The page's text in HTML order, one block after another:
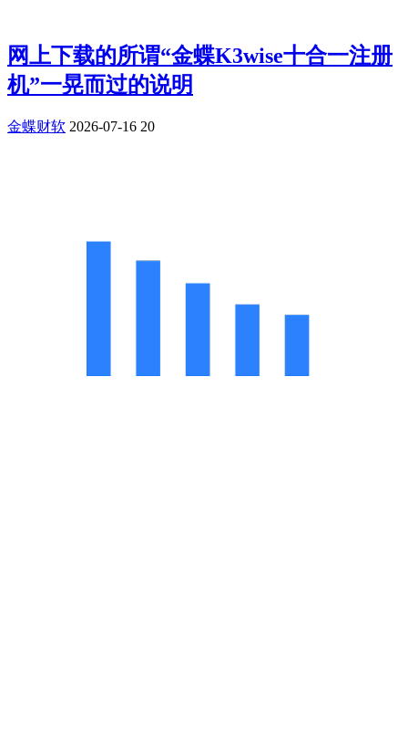
网上下载的所谓“金蝶K3wise十合一注册
机”一晃而过的说明
金蝶财软 2026-07-16 20